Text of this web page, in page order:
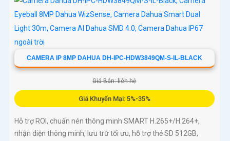
CAMERA IP 8MP DAHUA DH-IPC-HDW3849QM-S-IL-BLACK
Giá Bán: liên hệ
Giá Khuyến Mại: 5%-35%
Hỗ trợ ROI, chuẩn nén thông minh SMART H.265+/H.264+,
nhận diện thông minh, lưu trữ tối ưu, hỗ trợ thẻ SD 512GB,